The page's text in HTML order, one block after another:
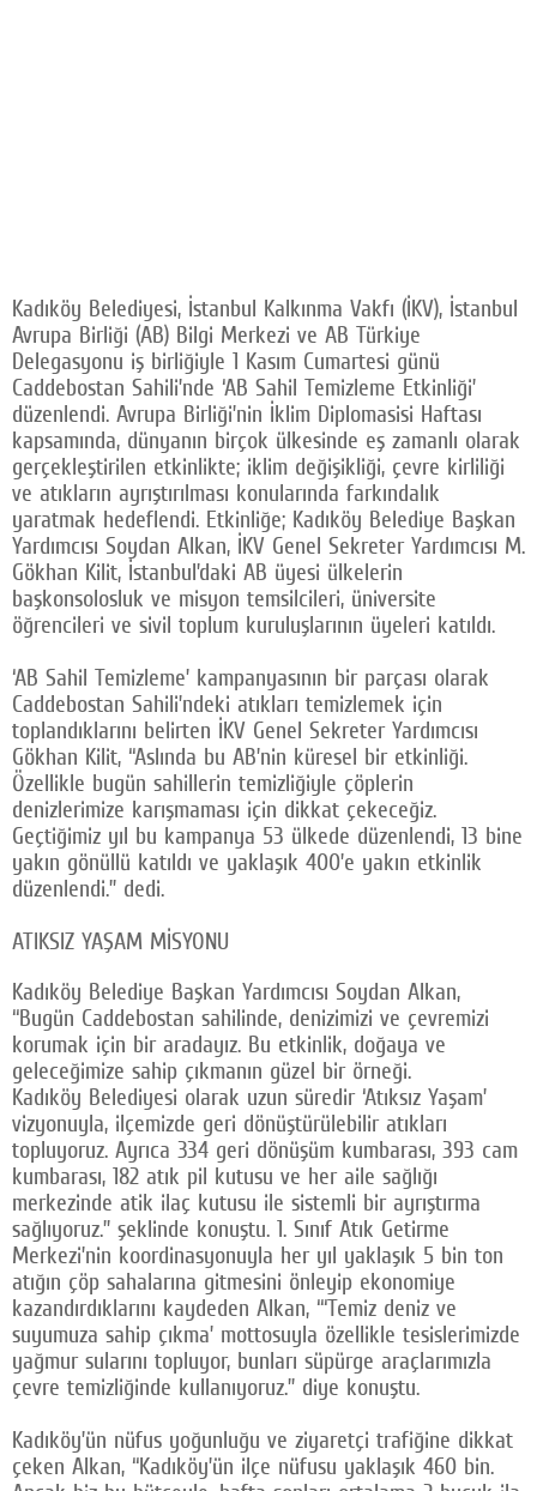
Kadıköy Belediyesi, İstanbul Kalkınma Vakfı (İKV), İstanbul
Avrupa Birliği (AB) Bilgi Merkezi ve AB Türkiye
Delegasyonu iş birliğiyle 1 Kasım Cumartesi günü
Caddebostan Sahili’nde ‘AB Sahil Temizleme Etkinliği’
düzenlendi. Avrupa Birliği’nin İklim Diplomasisi Haftası
kapsamında, dünyanın birçok ülkesinde eş zamanlı olarak
gerçekleştirilen etkinlikte; iklim değişikliği, çevre kirliliği
ve atıkların ayrıştırılması konularında farkındalık
yaratmak hedeflendi. Etkinliğe; Kadıköy Belediye Başkan
Yardımcısı Soydan Alkan, İKV Genel Sekreter Yardımcısı M.
Gökhan Kilit, İstanbul’daki AB üyesi ülkelerin
başkonsolosluk ve misyon temsilcileri, üniversite
öğrencileri ve sivil toplum kuruluşlarının üyeleri katıldı.
‘AB Sahil Temizleme’ kampanyasının bir parçası olarak
Caddebostan Sahili’ndeki atıkları temizlemek için
toplandıklarını belirten İKV Genel Sekreter Yardımcısı
Gökhan Kilit, “Aslında bu AB’nin küresel bir etkinliği.
Özellikle bugün sahillerin temizliğiyle çöplerin
denizlerimize karışmaması için dikkat çekeceğiz.
Geçtiğimiz yıl bu kampanya 53 ülkede düzenlendi, 13 bine
yakın gönüllü katıldı ve yaklaşık 400’e yakın etkinlik
düzenlendi.” dedi.
ATIKSIZ YAŞAM MİSYONU
Kadıköy Belediye Başkan Yardımcısı Soydan Alkan,
“Bugün Caddebostan sahilinde, denizimizi ve çevremizi
korumak için bir aradayız. Bu etkinlik, doğaya ve
geleceğimize sahip çıkmanın güzel bir örneği.
Kadıköy Belediyesi olarak uzun süredir ‘Atıksız Yaşam’
vizyonuyla, ilçemizde geri dönüştürülebilir atıkları
topluyoruz. Ayrıca 334 geri dönüşüm kumbarası, 393 cam
kumbarası, 182 atık pil kutusu ve her aile sağlığı
merkezinde atik ilaç kutusu ile sistemli bir ayrıştırma
sağlıyoruz.” şeklinde konuştu. 1. Sınıf Atık Getirme
Merkezi’nin koordinasyonuyla her yıl yaklaşık 5 bin ton
atığın çöp sahalarına gitmesini önleyip ekonomiye
kazandırdıklarını kaydeden Alkan, “‘Temiz deniz ve
suyumuza sahip çıkma’ mottosuyla özellikle tesislerimizde
yağmur sularını topluyor, bunları süpürge araçlarımızla
çevre temizliğinde kullanıyoruz.” diye konuştu.
Kadıköy’ün nüfus yoğunluğu ve ziyaretçi trafiğine dikkat
çeken Alkan, “Kadıköy’ün ilçe nüfusu yaklaşık 460 bin.